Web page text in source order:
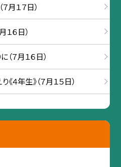
月１７日）
６日）
７月１６日）
年生》（７月１５日）